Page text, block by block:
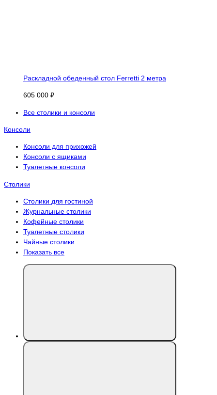
Раскладной обеденный стол Ferretti 2 метра
605 000 ₽
Все столики и консоли
Консоли
Консоли для прихожей
Консоли с ящиками
Туалетные консоли
Столики
Столики для гостиной
Журнальные столики
Кофейные столики
Туалетные столики
Чайные столики
Показать все